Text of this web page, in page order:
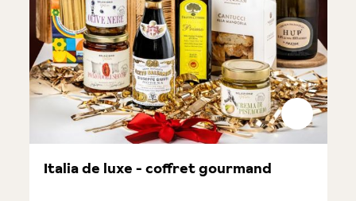
Italia de luxe - coffret gourmand